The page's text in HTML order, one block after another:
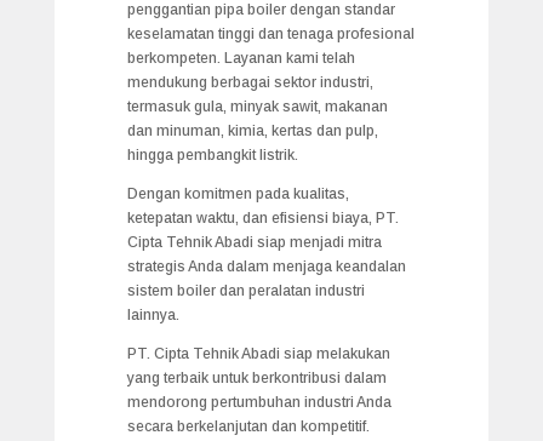
penggantian pipa boiler dengan standar
keselamatan tinggi dan tenaga profesional
berkompeten. Layanan kami telah
mendukung berbagai sektor industri,
termasuk gula, minyak sawit, makanan
dan minuman, kimia, kertas dan pulp,
hingga pembangkit listrik.
Dengan komitmen pada kualitas,
ketepatan waktu, dan efisiensi biaya, PT.
Cipta Tehnik Abadi siap menjadi mitra
strategis Anda dalam menjaga keandalan
sistem boiler dan peralatan industri
lainnya.
PT. Cipta Tehnik Abadi siap melakukan
yang terbaik untuk berkontribusi dalam
mendorong pertumbuhan industri Anda
secara berkelanjutan dan kompetitif.